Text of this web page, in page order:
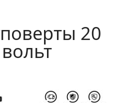
20
вольт